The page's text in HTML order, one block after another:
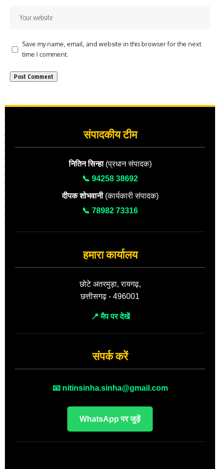
Save my name, email, and website in this browser for the next
time I comment.
संपादकीय टीम
नितिन सिन्हा(प्रधान संपादक)
📞 94258 38692
दीपक शोभवानी(कार्यकारी संपादक)
📞 78982 73316
हमारा कार्यालय
छोटे अतरमुड़ा, रायगढ़,
छत्तीसगढ़ - 496001
📍 मैप पर देखें
संपर्क करें
📧 nitinsinha.sinha@gmail.com
WhatsApp पर जुड़ें